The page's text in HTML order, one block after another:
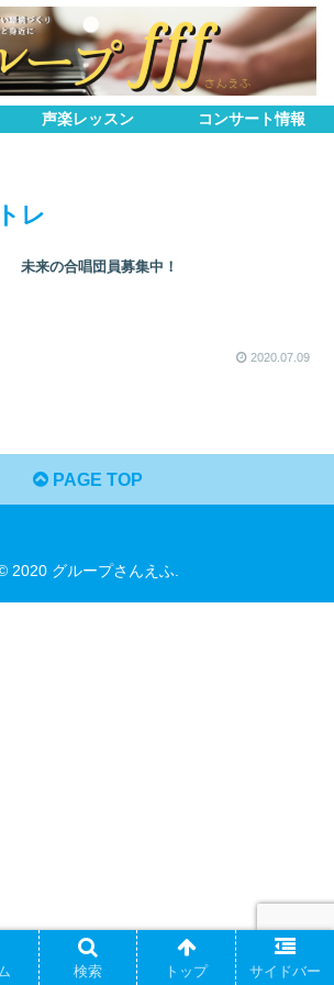
声楽レッスン コンサート情報
レ
未来の合唱団員募集中！
2020.07.09
PAGE TOP
2020 グループさんえふ.
検索 トップ サイドバー